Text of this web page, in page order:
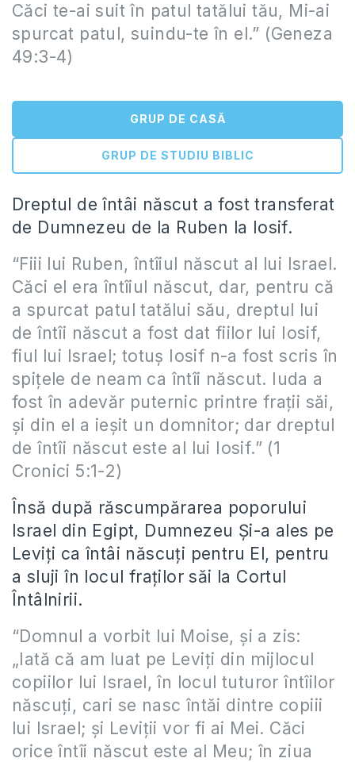
Căci te-ai suit în patul tatălui tău, Mi-ai
spurcat patul, suindu-te în el.” (Geneza
49:3-4)
GRUP DE CASĂ
GRUP DE STUDIU BIBLIC
Dreptul de întâi născut a fost transferat
de Dumnezeu de la Ruben la Iosif.
“Fiii lui Ruben, întîiul născut al lui Israel.
Căci el era întîiul născut, dar, pentru că
a spurcat patul tatălui său, dreptul lui
de întîi născut a fost dat fiilor lui Iosif,
fiul lui Israel; totuş Iosif n-a fost scris în
spiţele de neam ca întîi născut. Iuda a
fost în adevăr puternic printre fraţii săi,
şi din el a ieşit un domnitor; dar dreptul
de întîi născut este al lui Iosif.” (1
Cronici 5:1-2)
Însă după răscumpărarea poporului
Israel din Egipt, Dumnezeu Și-a ales pe
Leviți ca întâi născuți pentru El, pentru
a sluji în locul fraților săi la Cortul
Întâlnirii.
“Domnul a vorbit lui Moise, şi a zis:
„Iată că am luat pe Leviţi din mijlocul
copiilor lui Israel, în locul tuturor întîilor
născuţi, cari se nasc întăi dintre copiii
lui Israel; şi Leviţii vor fi ai Mei. Căci
orice întîi născut este al Meu; în ziua